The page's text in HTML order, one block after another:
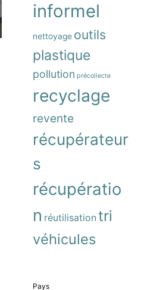
informel
nettoyage outils
plastique
pollution précollecte
recyclage
revente
récupérateur
s
récupératio
n réutilisation tri
véhicules
Pays